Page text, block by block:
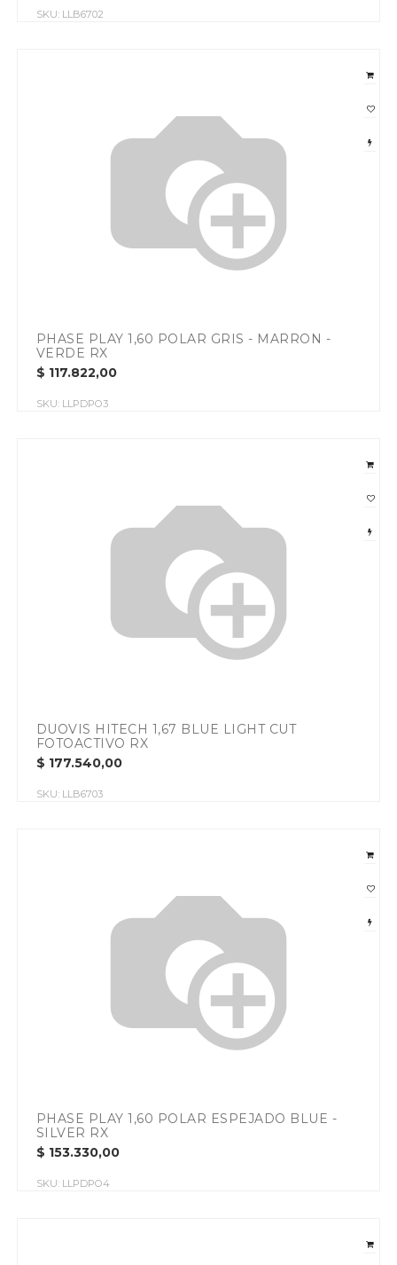
SKU: LLB6702
PHASE PLAY 1,60 POLAR GRIS - MARRON -
VERDE RX
$ 117.822,00
SKU: LLPDPO3
DUOVIS HITECH 1,67 BLUE LIGHT CUT
FOTOACTIVO RX
$ 177.540,00
SKU: LLB6703
PHASE PLAY 1,60 POLAR ESPEJADO BLUE -
SILVER RX
$ 153.330,00
SKU: LLPDPO4